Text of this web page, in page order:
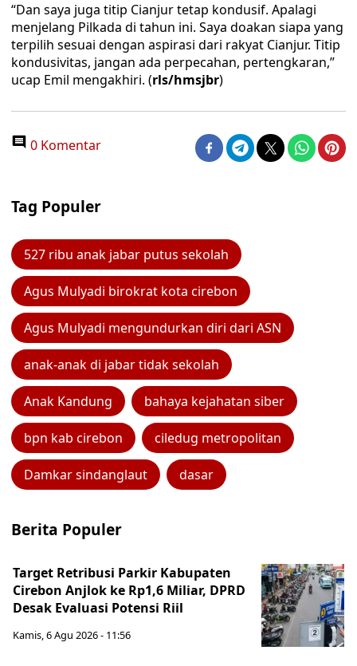
“Dan saya juga titip Cianjur tetap kondusif. Apalagi
menjelang Pilkada di tahun ini. Saya doakan siapa yang
terpilih sesuai dengan aspirasi dari rakyat Cianjur. Titip
kondusivitas, jangan ada perpecahan, pertengkaran,”
ucap Emil mengakhiri. (rls/hmsjbr)
0 Komentar
Tag Populer
527 ribu anak jabar putus sekolah
Agus Mulyadi birokrat kota cirebon
Agus Mulyadi mengundurkan diri dari ASN
anak-anak di jabar tidak sekolah
Anak Kandung bahaya kejahatan siber
bpn kab cirebon ciledug metropolitan
Damkar sindanglaut dasar
Berita Populer
Target Retribusi Parkir Kabupaten
Cirebon Anjlok ke Rp1,6 Miliar, DPRD
Desak Evaluasi Potensi Riil
Kamis, 6 Agu 2026 - 11:56